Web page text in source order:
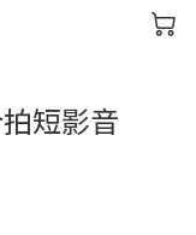
短影音